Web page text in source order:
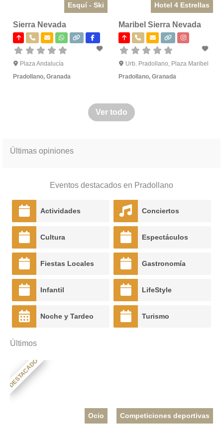
Esquí - Ski
Sierra Nevada
Plaza Andalucía
Pradollano, Granada
Hotel 4 Estrellas
Maribel Sierra Nevada
Urb. Pradollano, Plaza Maribel
Pradollano,Granada
Ver todo
Últimas opiniones
Eventos destacados en Pradollano
Actividades Conciertos
Cultura Espectáculos
Fiestas Locales Gastronomía
Infantil LifeStyle
Noche y Tardeo Turismo
Últimos
DESTACADO
Ocio Competiciones deportivas